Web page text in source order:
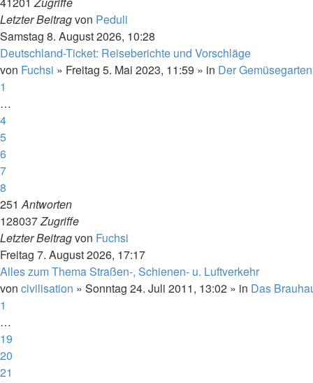
Letzter Beitragvon Peduli
Samstag 8. August 2026, 10:28
Deutschland-Ticket: Reiseberichte und Vorschläge
von Fuchsi » Freitag 5. Mai 2023, 11:59 » in Der Gemüsegarten
1
…
4
5
6
7
8
251Antworten
128037Zugriffe
Letzter Beitragvon Fuchsi
Freitag 7. August 2026, 17:17
Alles zum Thema Straßen-, Schienen- u. Luftverkehr
von civilisation » Sonntag 24. Juli 2011, 13:02 » in Das
1
…
19
20
21